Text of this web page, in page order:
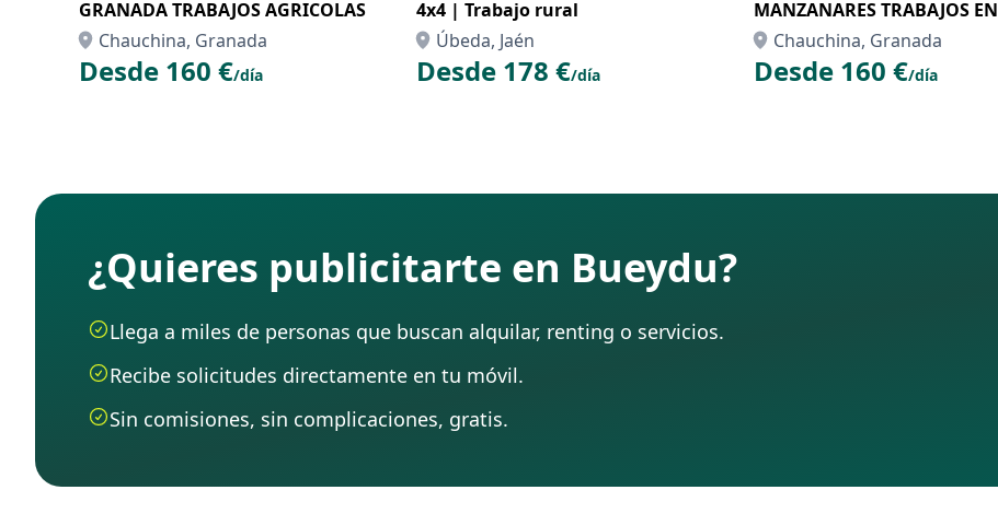
GRANADA TRABAJOS AGRICOLAS
Chauchina, Granada
Desde 160 €/día
4x4 | Trabajo rural
Úbeda, Jaén
Desde 178 €/día
MANZANARES TRABAJOS EN
EXPLOTACIONES AGRICOLAS
Chauchina, Granada
Desde 160 €/día
¿Quieres publicitarte en Bueydu?
Llega a miles de personas que buscan alquilar, renting o servicios.
Recibe solicitudes directamente en tu móvil.
Sin comisiones, sin complicaciones, gratis.